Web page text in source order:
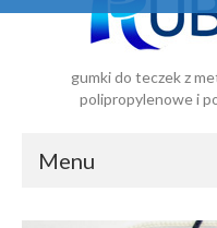
gumki do teczek z
polipropylenowe i
Menu